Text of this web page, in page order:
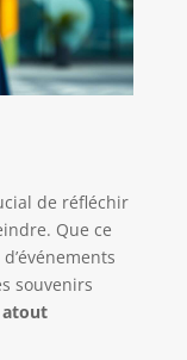
de réfléchir
Que ce
souvenirs
atout